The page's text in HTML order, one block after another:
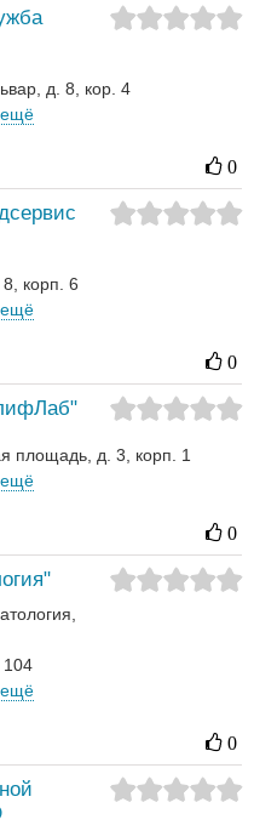
д. 8, кор. 4
ещё
0
корп. 6
ещё
0
площадь, д. 3, корп. 1
ещё
0
ещё
0